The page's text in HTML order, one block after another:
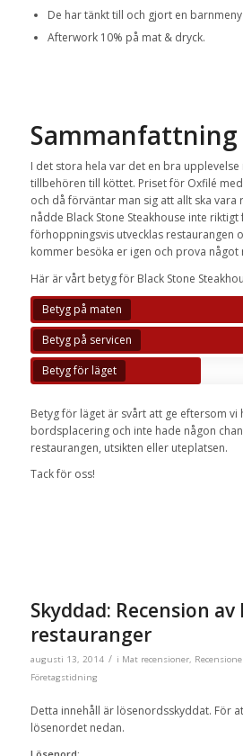
De har tänkt till och gjort en
Afterwork 10% på mat & dryck.
Sammanfattning
I det stora hela var det en bra
tillbehören till köttet. Priset för Oxfilé
och då förväntar man sig att allt ska vara
nådde Black Stone Steakhouse inte riktigt
förhoppningsvis utvecklas restaurangen
kommer besöka er igen och prova något
Här är vårt betyg för Black Stone
Betyg på maten
Betyg på servicen
Betyg för läget
Betyg för läget är svårt att ge eftersom vi
bordsplacering och inte hade någon
restaurangen, utsikten eller uteplatsen.
Tack för oss!
Skyddad: Recension
restauranger
augusti 13, 2014 / i Mat recensioner,
Företagstidning
Detta innehåll är lösenordsskyddat. För
lösenordet nedan.